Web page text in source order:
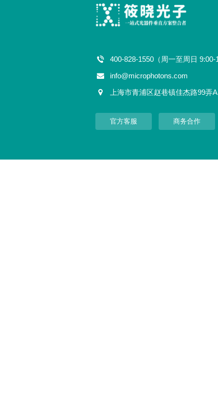
400-828-1550（周一至周日 9:00-
info@microphotons.com
上海市青浦区赵巷镇佳杰路99弄
官方客服 商务合作